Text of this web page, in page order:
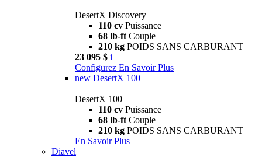
DesertX Discovery
110 cv Puissance
68 lb-ft Couple
210 kg POIDS SANS CARBURANT
23 095 $ i
Configurez En Savoir Plus
new DesertX 100
DesertX 100
110 cv Puissance
68 lb-ft Couple
210 kg POIDS SANS CARBURANT
En Savoir Plus
Diavel